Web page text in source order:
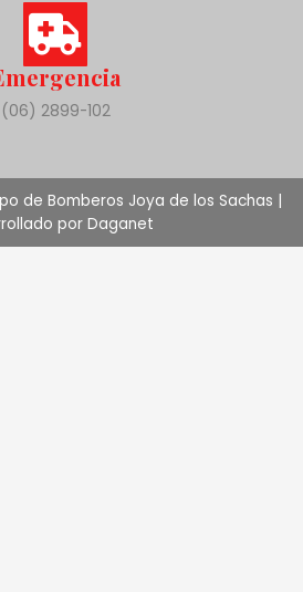
(06) 2899-102
de Bomberos Joya de los Sachas |
por Daganet